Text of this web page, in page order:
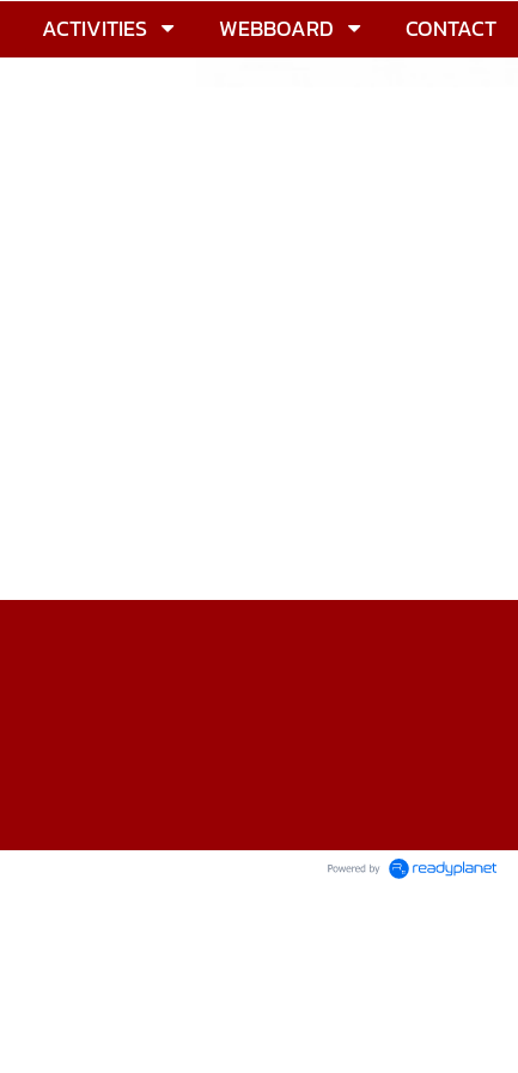
ACTIVITIES WEBBOARD CONTACT